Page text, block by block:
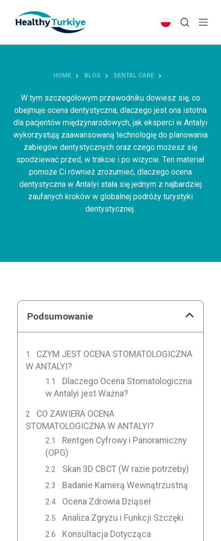
p
e
HOME BLOG DENTAL CARE
W tym szczegółowym przewodniku dowiesz się, co
obejmuje ocena dentystyczna, dlaczego jest ona istotna
dla pacjentów międzynarodowych, jak eksperci w Antalyi
wykorzystują zaawansowaną technologię do planowania
zabiegów dentystycznych oraz czego możesz się
spodziewać przed, w trakcie i po wizycie. Ten materiał
pomoże Ci również zrozumieć, dlaczego ocena
dentystyczna w Antalyi stała się jednym z najbardziej
zaufanych kroków w globalnej podróży turystyki
dentystycznej.
Podsumowanie
CZYM JEST OCENA STOMATOLOGICZNA
W ANTALYI?
Dlaczego Ocena Stomatologiczna
w Antalyi jest Ważna?
CO ZAWIERA OCENA
STOMATOLOGICZNA W ANTALYI?
Rentgen Cyfrowy i Panoramiczny
(OPG)
Skan 3D CBCT (W razie potrzeby)
Badanie Kamerą Wewnątrzustną
Ocena Zdrowia Dziąseł
Analiza Zgryzu i Funkcji Szczęki
Konsultacja Dotycząca